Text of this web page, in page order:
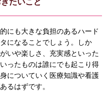
たいこと
にも大きな負担のあるハード
になることでしょう。しか
いや楽しさ、充実感といった
ったものは誰にでも起こり得
についていく医療知識や看護
るはずです。